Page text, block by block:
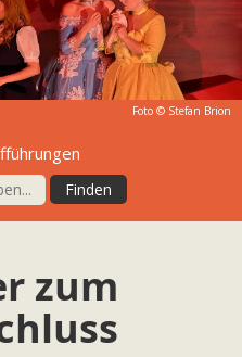
Foto © Stefan Brion
zum